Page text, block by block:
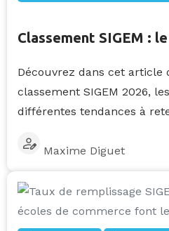
Classement SIGEM :
Découvrez dans cet article
classement SIGEM 2026,
différentes tendances à
Maxime Diguet